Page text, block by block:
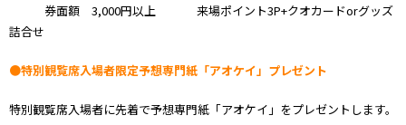
券面額 3,000円以上 来場ポイント3P+クオカードorグッズ
詰合せ
●特別観覧席入場者限定予想専門紙「アオケイ」プレゼント
特別観覧席入場者に先着で予想専門紙「アオケイ」をプレゼントします。